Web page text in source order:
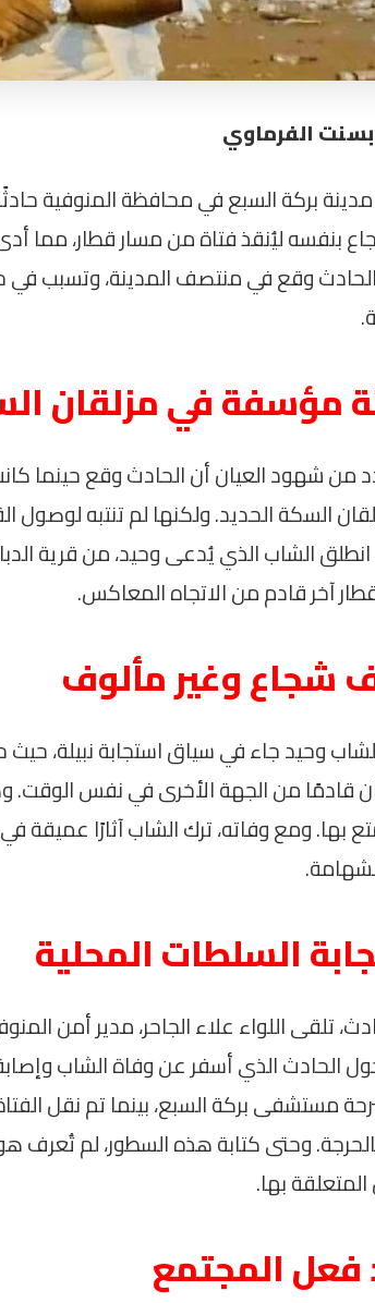
الفرماوي
بركة السبع في محافظة المنوفية
بنفسه ليُنقذ فتاة من مسار قطار، مما
وقع في منتصف المدينة، وتسبب
مؤسفة في مزلقان
من شهود العيان أن الحادث وقع حينما
السكة الحديد. ولكنها لم تنتبه
انطلق الشاب الذي يُدعى وحيد، من قرية
آخر قادم من الاتجاه المعاكس.
شجاع وغير مألوف
وحيد جاء في سياق استجابة نبيلة، حيث
قادمًا من الجهة الأخرى في نفس الوقت.
بها. ومع وفاته، ترك الشاب آثارًا عميقة
السلطات المحلية
تلقى اللواء علاء الجاحر، مدير أمن
الحادث الذي أسفر عن وفاة الشاب
مستشفى بركة السبع، بينما تم نقل
وحتى كتابة هذه السطور، لم تُعرف
بها.
فعل المجتمع